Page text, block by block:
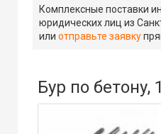
Комплексные поставки
юридических лиц из
илиотправьте заявку
Бур по